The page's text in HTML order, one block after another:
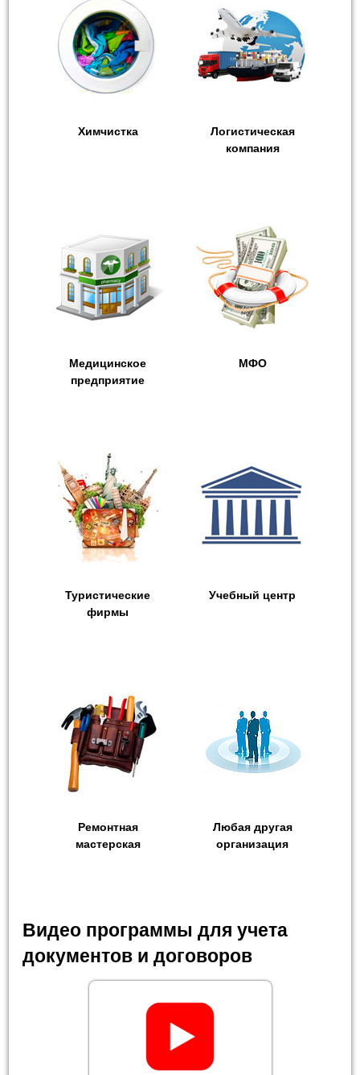
Химчистка
Логистическая
компания
Медицинское
предприятие
МФО
Туристические
фирмы
Учебный центр
Ремонтная
мастерская
Любая другая
организация
Видео программы для учета
документов и договоров